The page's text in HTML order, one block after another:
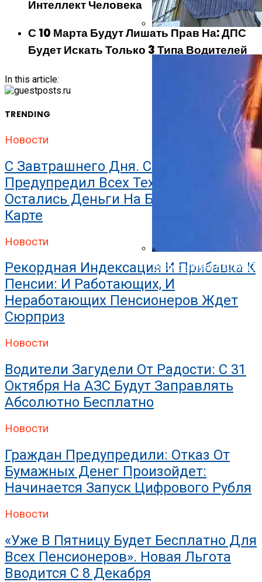
Как Утеплить Баню
Искрогаситель На Трубу
Интеллект Человека
С 10 Марта Будут Лишать Прав На: ДПС
Будет Искать Только 3 Типа Водителей
In this article:
TRENDING
Новости
С Завтрашнего Дня. Сбербанк
Предупредил Всех Тех, У Кого
Остались Деньги На Банковской
Карте
Новости
Рекордная Индексация И Прибавка К
Пенсии: И Работающих, И
Неработающих Пенсионеров Ждет
Сюрприз
Новости
Водители Загудели От Радости: С 31
Октября На АЗС Будут Заправлять
Абсолютно Бесплатно
Новости
Граждан Предупредили: Отказ От
Бумажных Денег Произойдет:
Начинается Запуск Цифрового Рубля
Новости
«Уже В Пятницу Будет Бесплатно Для
Всех Пенсионеров». Новая Льгота
Вводится С 8 Декабря